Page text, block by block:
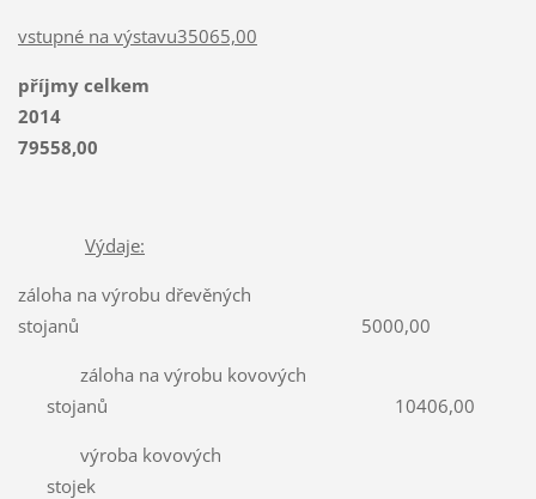
vstupné na výstavu35065,00
příjmy celkem
2014
79558,00
Výdaje:
záloha na výrobu dřevěných
stojanů 5000,00
záloha na výrobu kovových
stojanů 10406,00
výroba kovových
stojek